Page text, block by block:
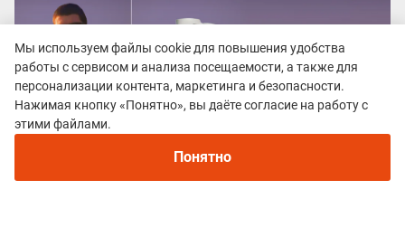
Мы используем файлы cookie для повышения удобства
работы с сервисом и анализа посещаемости, а также для
персонализации контента, маркетинга и безопасности.
Нажимая кнопку «Понятно», вы даёте согласие на работу с
этими файлами.
Понятно